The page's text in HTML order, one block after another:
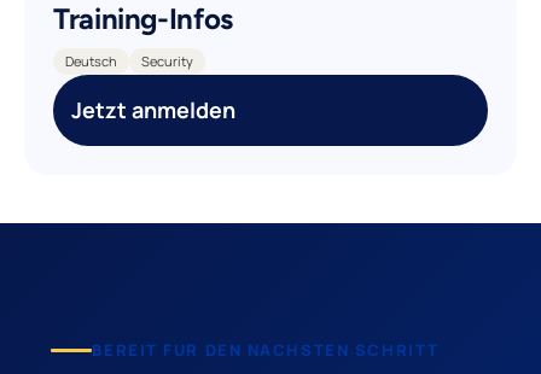
Training-Infos
Deutsch Security
Jetzt anmelden
BEREIT FUR DEN NACHSTEN SCHRITT